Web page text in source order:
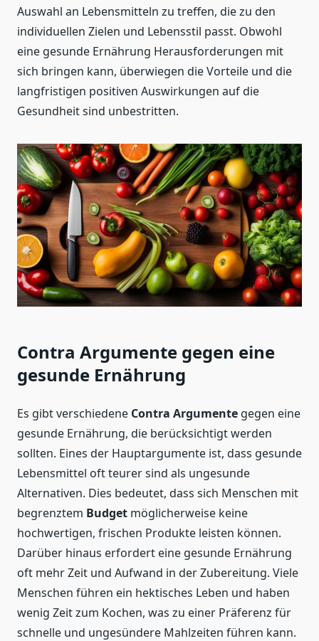
Auswahl an Lebensmitteln zu treffen, die zu den
individuellen Zielen und Lebensstil passt. Obwohl
eine gesunde Ernährung Herausforderungen mit
sich bringen kann, überwiegen die Vorteile und die
langfristigen positiven Auswirkungen auf die
Gesundheit sind unbestritten.
Contra Argumente gegen eine
gesunde Ernährung
Es gibt verschiedene Contra Argumente gegen eine
gesunde Ernährung, die berücksichtigt werden
sollten. Eines der Hauptargumente ist, dass gesunde
Lebensmittel oft teurer sind als ungesunde
Alternativen. Dies bedeutet, dass sich Menschen mit
begrenztem Budget möglicherweise keine
hochwertigen, frischen Produkte leisten können.
Darüber hinaus erfordert eine gesunde Ernährung
oft mehr Zeit und Aufwand in der Zubereitung. Viele
Menschen führen ein hektisches Leben und haben
wenig Zeit zum Kochen, was zu einer Präferenz für
schnelle und ungesündere Mahlzeiten führen kann.